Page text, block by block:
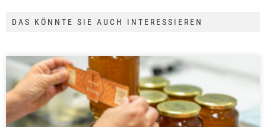
DAS KÖNNTE SIE AUCH INTERESSIEREN